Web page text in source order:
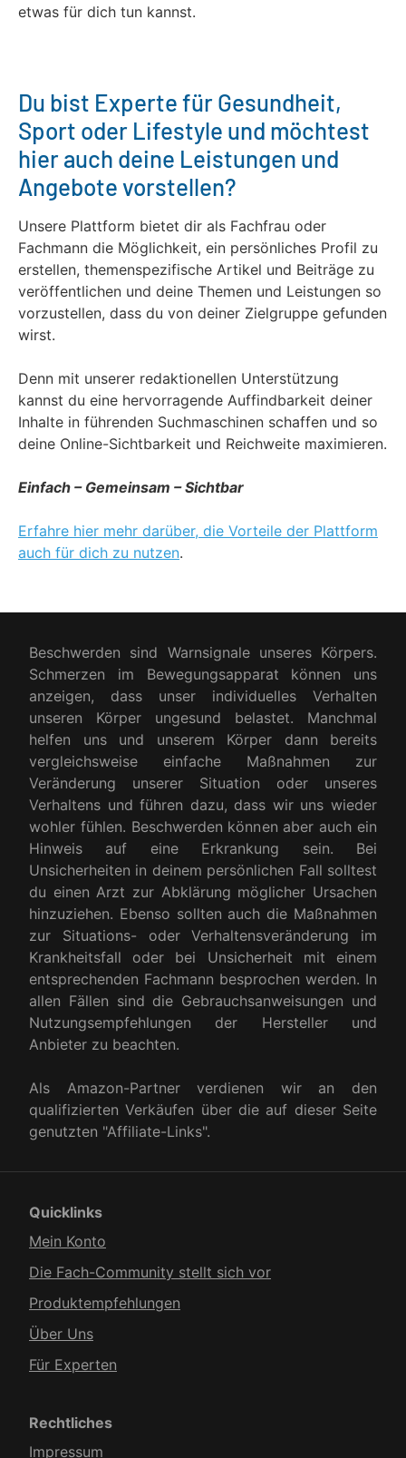
etwas für dich tun kannst.
Du bist Experte für Gesundheit,
Sport oder Lifestyle und möchtest
hier auch deine Leistungen und
Angebote vorstellen?
Unsere Plattform bietet dir als Fachfrau oder
Fachmann die Möglichkeit, ein persönliches Profil zu
erstellen, themenspezifische Artikel und Beiträge zu
veröffentlichen und deine Themen und Leistungen so
vorzustellen, dass du von deiner Zielgruppe gefunden
wirst.
Denn mit unserer redaktionellen Unterstützung
kannst du eine hervorragende Auffindbarkeit deiner
Inhalte in führenden Suchmaschinen schaffen und so
deine Online-Sichtbarkeit und Reichweite maximieren.
Einfach – Gemeinsam – Sichtbar
Erfahre hier mehr darüber, die Vorteile der Plattform
auch für dich zu nutzen.
Beschwerden sind Warnsignale unseres Körpers.
Schmerzen im Bewegungsapparat können uns
anzeigen, dass unser individuelles Verhalten
unseren Körper ungesund belastet. Manchmal
helfen uns und unserem Körper dann bereits
vergleichsweise einfache Maßnahmen zur
Veränderung unserer Situation oder unseres
Verhaltens und führen dazu, dass wir uns wieder
wohler fühlen. Beschwerden können aber auch ein
Hinweis auf eine Erkrankung sein. Bei
Unsicherheiten in deinem persönlichen Fall solltest
du einen Arzt zur Abklärung möglicher Ursachen
hinzuziehen. Ebenso sollten auch die Maßnahmen
zur Situations- oder Verhaltensveränderung im
Krankheitsfall oder bei Unsicherheit mit einem
entsprechenden Fachmann besprochen werden. In
allen Fällen sind die Gebrauchsanweisungen und
Nutzungsempfehlungen der Hersteller und
Anbieter zu beachten.
Als Amazon-Partner verdienen wir an den
qualifizierten Verkäufen über die auf dieser Seite
genutzten "Affiliate-Links".
Quicklinks
Mein Konto
Die Fach-Community stellt sich vor
Produkt­empfehlungen
Über Uns
Für Experten
Rechtliches
Impressum